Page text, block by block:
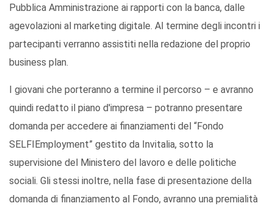
Pubblica Amministrazione ai rapporti con la banca, dalle
agevolazioni al marketing digitale. Al termine degli incontri i
partecipanti verranno assistiti nella redazione del proprio
business plan.
I giovani che porteranno a termine il percorso – e avranno
quindi redatto il piano d'impresa – potranno presentare
domanda per accedere ai finanziamenti del “Fondo
SELFIEmployment” gestito da Invitalia, sotto la
supervisione del Ministero del lavoro e delle politiche
sociali. Gli stessi inoltre, nella fase di presentazione della
domanda di finanziamento al Fondo, avranno una premialità